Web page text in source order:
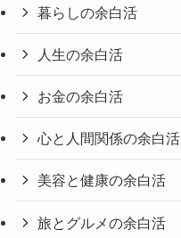
暮らしの余白活
人生の余白活
お金の余白活
心と人間関係の余白活
美容と健康の余白活
旅とグルメの余白活